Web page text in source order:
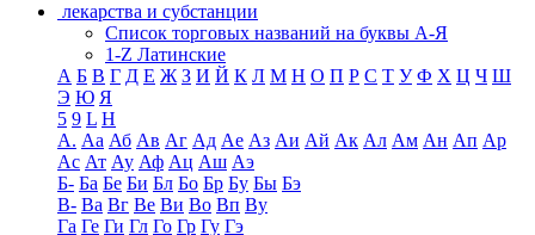
лекарства и субстанции
Список торговых названий на буквы А-Я
1-Z Латинские
А Б В Г Д Е Ж З И Й К Л М Н О П Р С Т У Ф Х Ц Ч Ш
Э Ю Я
5 9 L H
А. Аа Аб Ав Аг Ад Ае Аз Аи Ай Ак Ал Ам Ан Ап Ар
Ас Ат Ау Аф Ац Аш Аэ
Б- Ба Бе Би Бл Бо Бр Бу Бы Бэ
В- Ва Вг Ве Ви Во Вп Ву
Га Ге Ги Гл Го Гр Гу Гэ